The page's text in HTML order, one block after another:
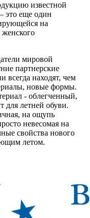
известной
это еще один
на
женского
мировой
партнерские
находят, чем
новые формы.
- облегченный,
летней обуви.
на ощупь
невесомая на
свойства нового
летом.